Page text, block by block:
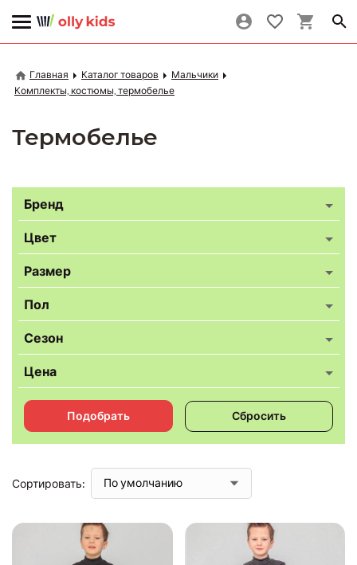
Главная Каталог товаров
Мальчики
Комплекты, костюмы, термобелье
Термобелье
Бренд
Цвет
Размер
Пол
Сезон
Цена
Подобрать Сбросить
Сортировать: